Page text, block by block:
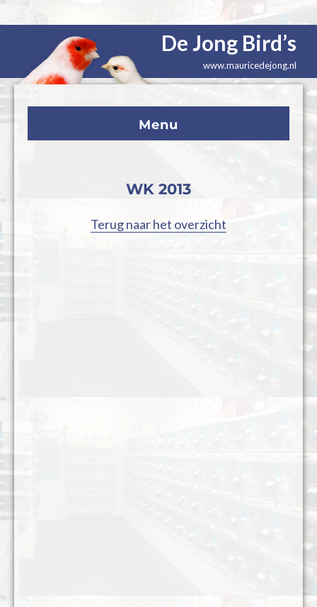
De Jong Bird’s
www.mauricedejong.nl
Menu
WK 2013
Terug naar het overzicht